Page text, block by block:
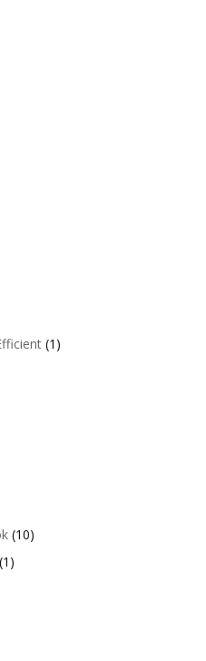
(1)
(10)
(1)